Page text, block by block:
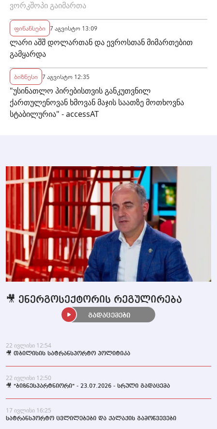
ვორკშოპი გაიმართა
ფინანსები 7 აგვისტო 13:09
ლარი აშშ დოლართან და ევროსთან მიმართებით
გამყარდა
ბიზნესი 7 აგვისტო 12:35
"უსინათლო პირებისთვის განკუთვნილ
ქართულენოვან ხმოვან მაჯის საათზე მოთხოვნა
სტაბილურია" - accessAT
22 ივლისი 12:54
🎥 თბილისის სატრანსპორტო პოლიტიკა
22 ივლისი 12:50
🎥 "ბიზნესპარტნიორი" - 23.07.2026 - სრული გადაცემა
17 ივლისი 16:25
სატრანსპორტო ცვლილებები და ქალაქის გამოწვევები
🎥 ენერგოსექტორის რეგულირება
გადაცემები